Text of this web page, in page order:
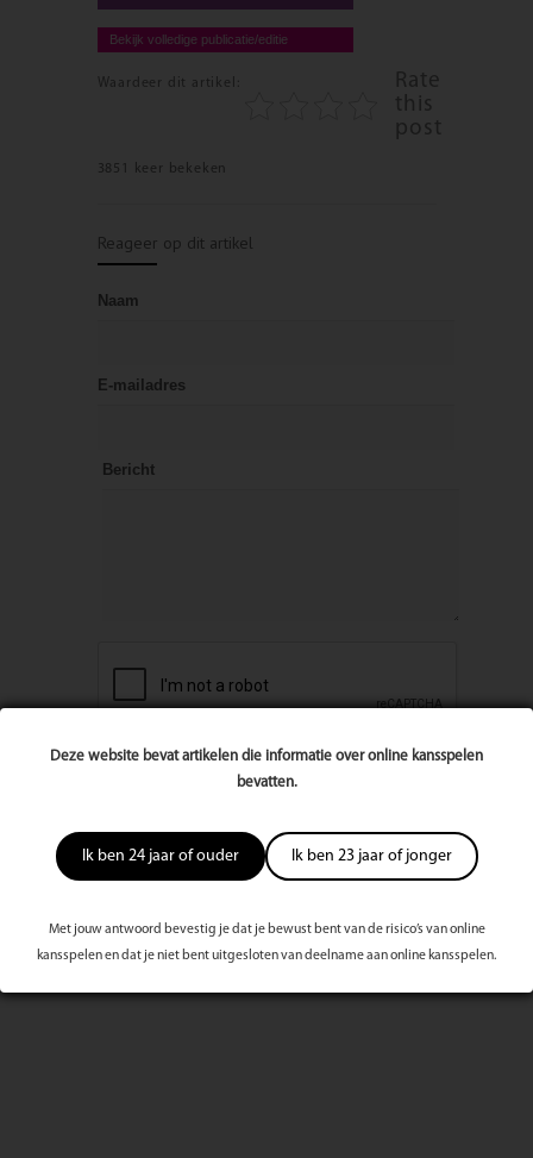
Deze website bevat artikelen die informatie over online kansspelen
bevatten.
Ik ben 24 jaar of ouder Ik ben 23 jaar of jonger
Met jouw antwoord bevestig je dat je bewust bent van de risico’s van online
kansspelen en dat je niet bent uitgesloten van deelname aan online kansspelen.
Bekijk volledige publicatie/editie
Waardeer dit artikel:
Rate
this
post
3851 keer bekeken
Reageer op dit artikel
Naam
E-mailadres
Bericht
Meest bekeken dit kwartaal